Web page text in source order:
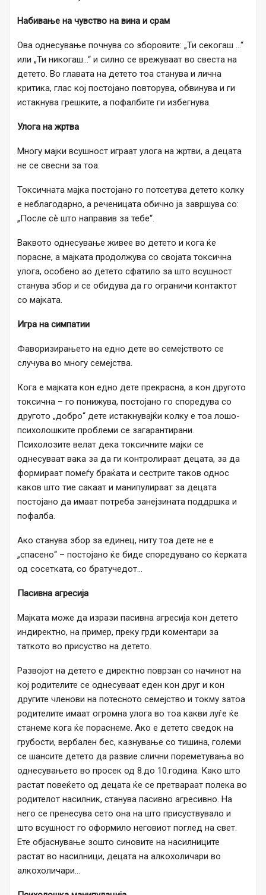
Набивање на чувство на вина и срам
Ова однесување почнува со зборовите: „Ти секогаш …“
или „Ти никогаш…“ и силно се врежуваат во свеста на
детето. Во главата на детето тоа станува и лична
критика, глас кој постојано повторува, обвинува и ги
истакнува грешките, а пофалбите ги избегнува.
Улога на жртва
Многу мајки всушност играат улога на жртви, а децата
не се свесни за тоа.
Токсичната мајка постојано го потсетува детето колку
е неблагодарно, а реченицата обично ја завршува со:
„После сѐ што направив за тебе“.
Ваквото однесување живее во детето и кога ќе
порасне, а мајката продолжува со својата токсична
улога, особено ао детето сфатило за што всушност
станува збор и се обидува да го ограничи контактот
со мајката.
Игра на симпатии
Фаворизирањето на едно дете во семејството се
случува во многу семејства.
Кога е мајката кон едно дете прекрасна, а кон другото
токсична – го понижува, постојано го споредува со
другото „добро“ дете истакнувајќи колку е тоа лошо-
психолошките проблеми се загарантирани.
Психолозите велат дека токсичните мајки се
однесуваат вака за да ги контролираат децата, за да
формираат помеѓу браќата и сестрите таков однос
каков што тие сакаат и манипулираат за децата
постојано да имаат потреба занејзината поддршка и
пофалба.
Ако станува збор за единец, ниту тоа дете не е
„спасено“ – постојано ќе биде споредувано со ќерката
од сосетката, со братучедот…
Пасивна агресија
Мајката може да изрази пасивна агресија кон детето
индиректно, на пример, преку грди коментари за
таткото во присуство на детето.
Развојот на детето е директно поврзан со начинот на
кој родителите се однесуваат еден кон друг и кон
другите членови на потесното семејство и токму затоа
родителите имаат огромна улога во тоа какви луѓе ќе
станеме кога ќе пораснеме. Ако е детето сведок на
грубости, вербален бес, казнување со тишина, големи
се шансите детето да развие слични пореметувања во
однесувањето во просек од 8.до 10.година. Како што
растат повеќето од децата ќе се претвараат полека во
родителот насилник, станува пасивно агресивно. На
него се пренесува сето она на што присуствувало и
што всушност го оформило неговиот поглед на свет.
Ете објаснување зошто синовите на насилниците
растат во насилници, децата на алкохоличари во
алкохоличари…